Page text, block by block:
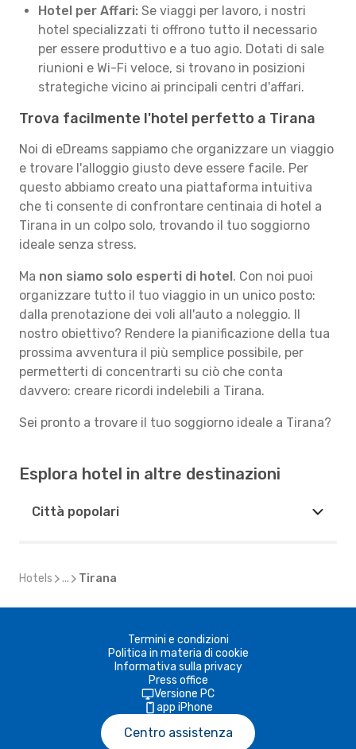
Hotel per Affari: Se viaggi per lavoro, i nostri
hotel specializzati ti offrono tutto il necessario
per essere produttivo e a tuo agio. Dotati di sale
riunioni e Wi-Fi veloce, si trovano in posizioni
strategiche vicino ai principali centri d'affari.
Trova facilmente l'hotel perfetto a Tirana
Noi di eDreams sappiamo che organizzare un viaggio
e trovare l'alloggio giusto deve essere facile. Per
questo abbiamo creato una piattaforma intuitiva
che ti consente di confrontare centinaia di hotel a
Tirana in un colpo solo, trovando il tuo soggiorno
ideale senza stress.
Ma non siamo solo esperti di hotel. Con noi puoi
organizzare tutto il tuo viaggio in un unico posto:
dalla prenotazione dei voli all'auto a noleggio. Il
nostro obiettivo? Rendere la pianificazione della tua
prossima avventura il più semplice possibile, per
permetterti di concentrarti su ciò che conta
davvero: creare ricordi indelebili a Tirana.
Sei pronto a trovare il tuo soggiorno ideale a Tirana?
Esplora hotel in altre destinazioni
Città popolari
Hotels ... Tirana
Termini e condizioni
Politica in materia di cookie
Informativa sulla privacy
Press office
Versione PC
app iPhone
Centro assistenza